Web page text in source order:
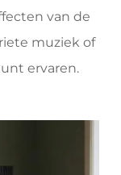
van de
muziek of
ervaren.